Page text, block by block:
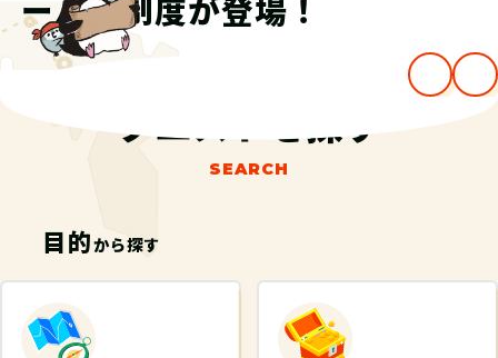
ーバー制度が登場！
クエストを探す
SEARCH
目的から探す